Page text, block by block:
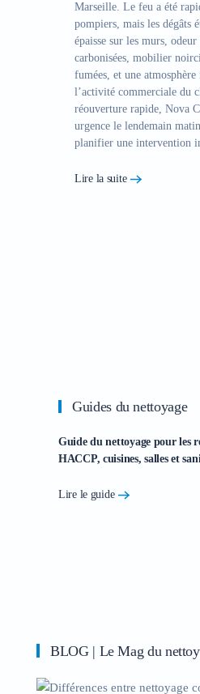
Marseille. Le feu a été
pompiers, mais les dégâts
épaisse sur les murs,
carbonisées, mobilier
fumées, et une
l’activité commerciale du
réouverture rapide, Nova
urgence le lendemain
planifier une intervention
Lire la suite
Guides du nettoyage
Guide du nettoyage pour les
HACCP, cuisines, salles et
Lire le guide
BLOG | Le Mag du